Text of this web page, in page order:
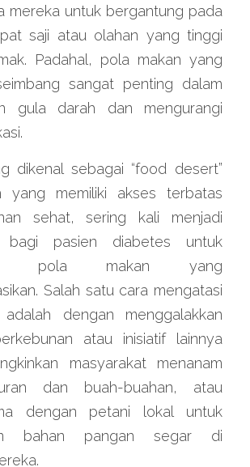
mereka untuk bergantung pada
saji atau olahan yang tinggi
Padahal, pola makan yang
sangat penting dalam
gula darah dan mengurangi
dikenal sebagai “food desert”
yang memiliki akses terbatas
sehat, sering kali menjadi
bagi pasien diabetes untuk
pola makan yang
Salah satu cara mengatasi
dengan menggalakkan
atau inisiatif lainnya
masyarakat menanam
dan buah-buahan, atau
dengan petani lokal untuk
bahan pangan segar di